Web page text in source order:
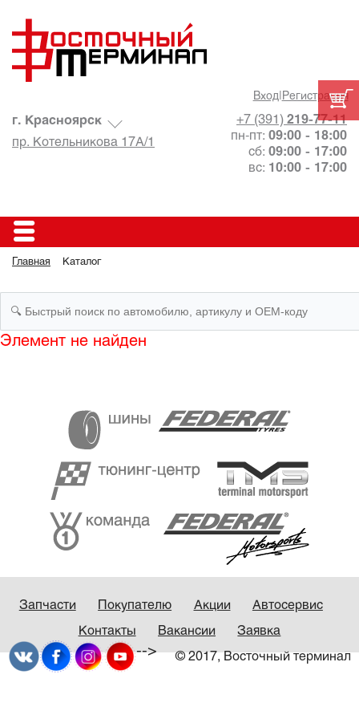
Вход| Регистрация
+7 (391) 219-77-11
пн-пт: 09:00 - 18:00
сб: 09:00 - 17:00
вс: 10:00 - 17:00
г. Красноярск
пр. Котельникова 17А/1
Главная Каталог
Элемент не найден
Запчасти Покупателю Акции Автосервис
Контакты Вакансии Заявка
© 2017, Восточный терминал
-->